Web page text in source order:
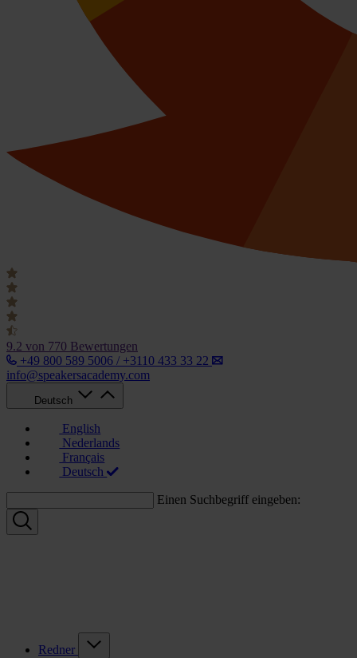
9.2 von 770 Bewertungen
+49 800 589 5006 / +3110 433 33 22
info@speakersacademy.com
Deutsch
English
Nederlands
Français
Deutsch
Einen Suchbegriff eingeben:
Redner